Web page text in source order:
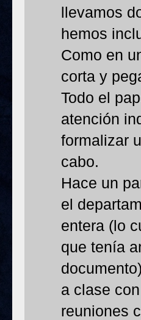
llevamos
hemos
Como en
corta y
Todo el
atención
formalizar
cabo.
Hace un
el
entera (lo
que tenía
a clase
reuniones